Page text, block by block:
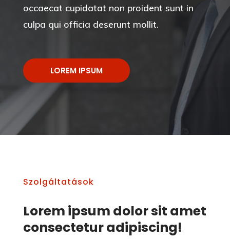
occaecat cupidatat non proident sunt in
culpa qui officia deserunt mollit.
LOREM IPSUM
Szolgáltatások
Lorem ipsum dolor sit amet
consectetur adipiscing!